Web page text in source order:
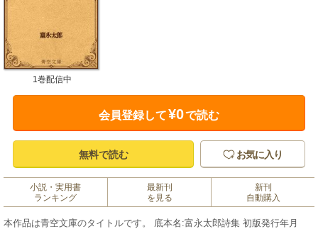
1巻配信中
会員登録して¥0で読む
無料で読む お気に入り
小説・実用書
ランキング
最新刊
を見る
新刊
自動購入
本作品は青空文庫のタイトルです。 底本名:富永太郎詩集 初版発行年月